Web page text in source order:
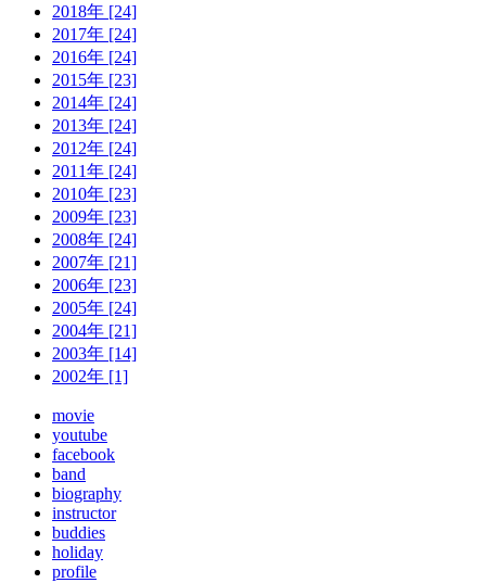
2018年 [24]
2017年 [24]
2016年 [24]
2015年 [23]
2014年 [24]
2013年 [24]
2012年 [24]
2011年 [24]
2010年 [23]
2009年 [23]
2008年 [24]
2007年 [21]
2006年 [23]
2005年 [24]
2004年 [21]
2003年 [14]
2002年 [1]
movie
youtube
facebook
band
biography
instructor
buddies
holiday
profile